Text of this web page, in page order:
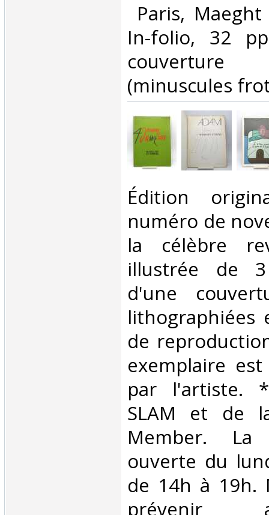
Paris,
In-folio, 32
(minuscules
‎Édition
numéro de
la célèbre
illustrée de
d'une
lithographiées
de
exemplaire
par l'artiste.
SLAM et de
Member.
ouverte du
de 14h à 19h.
prévenir